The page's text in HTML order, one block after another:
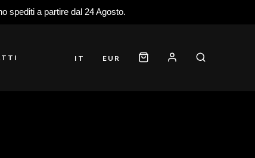
spediti a partire dal 24 Agosto.
IT EUR